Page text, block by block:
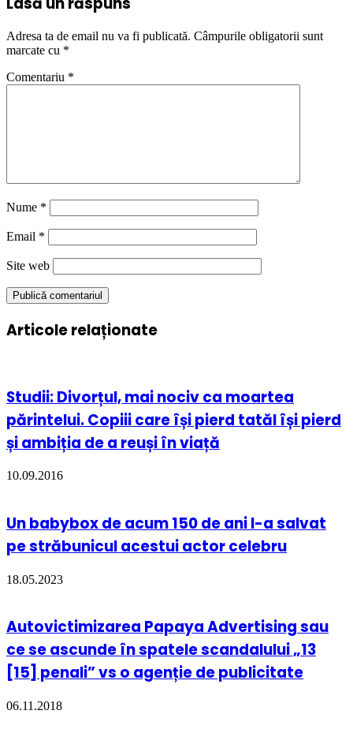
Adresa ta de email nu va fi publicată. Câmpurile obligatorii sunt
marcate cu *
Comentariu *
Nume *
Email *
Site web
Articole relaționate
Studii: Divorțul, mai nociv ca moartea
părintelui. Copiii care își pierd tatăl își pierd
și ambiția de a reuși în viață
10.09.2016
Un babybox de acum 150 de ani l-a salvat
pe străbunicul acestui actor celebru
18.05.2023
Autovictimizarea Papaya Advertising sau
ce se ascunde în spatele scandalului „13
[15] penali” vs o agenție de publicitate
06.11.2018